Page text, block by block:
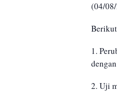
(04/
1.
2. Uji